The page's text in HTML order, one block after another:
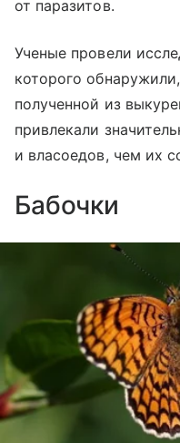
от паразитов.
Ученые провели
которого
полученной из
привлекали
и власоедов, чем их
Бабочки